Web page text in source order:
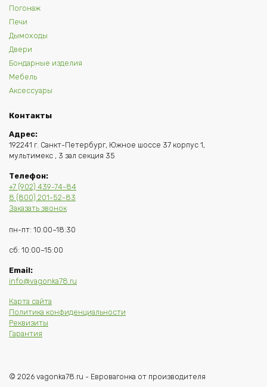
Погонаж
Печи
Дымоходы
Двери
Бондарные изделия
Мебель
Аксессуары
Контакты
Адрес:
192241 г. Санкт-Петербург, Южное шоссе 37 корпус 1,
мультимекс , 3 зал секция 35
Телефон:
+7 (902) 439-74-84
8 (800) 201-52-83
Заказать звонок
пн-пт: 10:00–18:30
сб: 10:00–15:00
Email:
info@vagonka78.ru
Карта сайта
Политика конфиденциальности
Реквизиты
Гарантия
© 2026 vagonka78.ru - Евровагонка от производителя